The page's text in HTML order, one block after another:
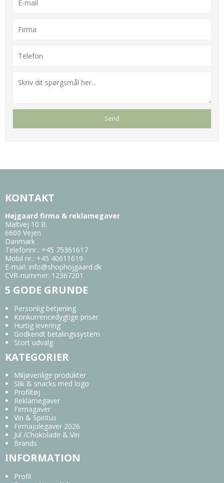
KONTAKT
Højgaard firma & reklamegaver
Maltvej 10 B.
6600 Vejen
Danmark
Telefonnr.: +45 75361617
Mobil nr.: +45 40611619
E-mail: info@shophojgaard.dk
CVR-nummer: 12367201
5 GODE GRUNDE
Personlig betjening
Konkurrencedygtige priser
Hurtig levering
Godkendt betalingssystem
Stort udvalg
KATEGORIER
Miljøvenlige produkter
Slik & snacks med logo
Profiltøj
Reklamegaver
Firmagaver
Vin & Spiritus
Firmajulegaver 2026
Jul /Chokolade & Vin
Brands
INFORMATION
Profil